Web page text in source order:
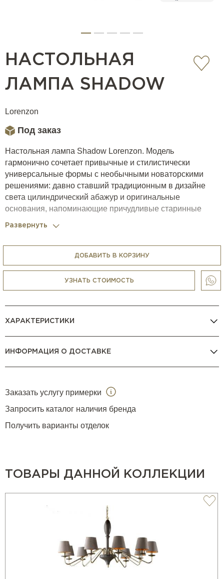
НАСТОЛЬНАЯ
ЛАМПА SHADOW
Lorenzon
Под заказ
Настольная лампа Shadow Lorenzon. Модель
гармонично сочетает привычные и стилистически
универсальные формы с необычными новаторскими
решениями: давно ставший традиционным в дизайне
света цилиндрический абажур и оригинальные
основания, напоминающие причудливые старинные
товара указан максимальный возможный размер).
Развернуть
ДОБАВИТЬ В КОРЗИНУ
УЗНАТЬ СТОИМОСТЬ
ХАРАКТЕРИСТИКИ
ИНФОРМАЦИЯ О ДОСТАВКЕ
Заказать услугу примерки
Запросить каталог наличия бренда
Получить варианты отделок
ТОВАРЫ ДАННОЙ КОЛЛЕКЦИИ